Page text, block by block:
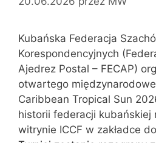
Kubańska Federacja
Korespondencyjnych
Ajedrez Postal – FECAP)
otwartego
Caribbean Tropical Sun
historii federacji kubańskiej
witrynie ICCF w zakładce